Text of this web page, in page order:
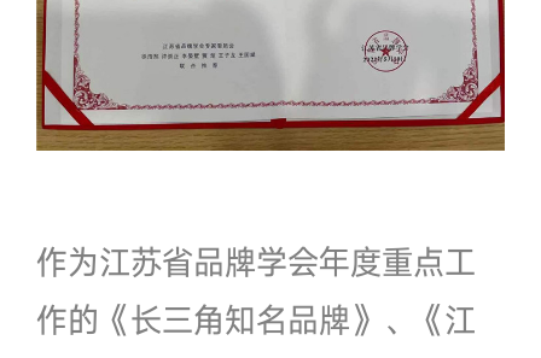
作为江苏省品牌学会年度重点工
作的《长三角知名品牌》、《江